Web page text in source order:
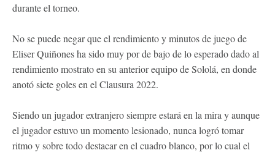
durante el torneo.
No se puede negar que el rendimiento y minutos de juego de
Eliser Quiñones ha sido muy por de bajo de lo esperado dado al
rendimiento mostrato en su anterior equipo de Sololá, en donde
anotó siete goles en el Clausura 2022.
Siendo un jugador extranjero siempre estará en la mira y aunque
el jugador estuvo un momento lesionado, nunca logró tomar
ritmo y sobre todo destacar en el cuadro blanco, por lo cual el